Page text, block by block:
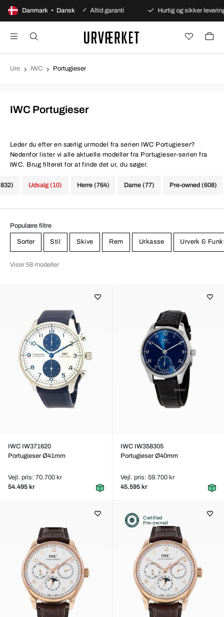
Danmark • Dansk
betalinger Altid garanti Hurtig og sikker levering
Ure IWC Portugieser
IWC Portugieser
Leder du efter en særlig urmodel fra serien IWC Portugieser?
Nedenfor lister vi alle aktuelle modeller fra Portugieser-serien fra
IWC. Brug filteret for at finde det ur, du søger.
Herre (764) Dame (77) Pre-owned (608)
Udsalg (10)
Populære filtre
Sorter Stil Skive Rem Urkasse Urverk &
Viser 58 modeller
IWC IW371620
Portugieser Ø41mm
Vejl. pris: 70.700 kr
54.495 kr
IWC IW358305
Portugieser Ø40mm
Vejl. pris: 59.700 kr
45.595 kr
Certified
Pre-owned